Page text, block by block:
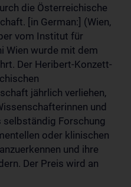
die Österreichische
[in German:] (Wien,
vom Institut für
Wien wurde mit dem
Der Heribert-Konzett-
jährlich verliehen,
und
Forschung
oder klinischen
und ihre
Der Preis wird an